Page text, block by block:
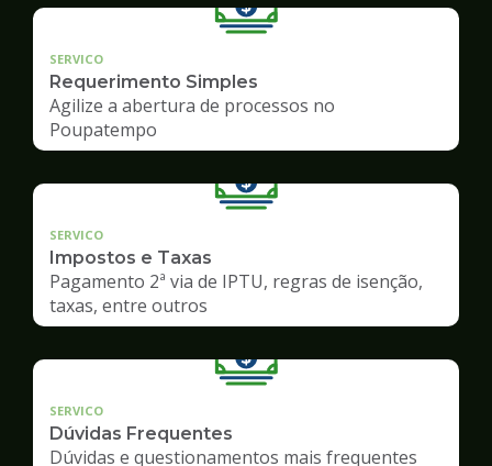
SERVICO
Requerimento Simples
Agilize a abertura de processos no
Poupatempo
SERVICO
Impostos e Taxas
Pagamento 2ª via de IPTU, regras de isenção,
taxas, entre outros
SERVICO
Dúvidas Frequentes
Dúvidas e questionamentos mais frequentes